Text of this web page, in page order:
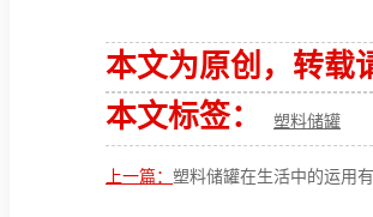
本文为原创，转载
本文标签：
塑料储罐
上一篇： 塑料储罐在生活中的运用有